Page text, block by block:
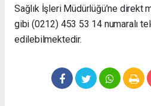
Sağlık İşleri Müdürlüğü’ne direkt
gibi (0212) 453 53 14 numaralı
edilebilmektedir.